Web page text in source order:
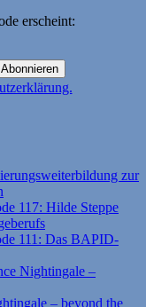
erscheint:
zur
117: Hilde Steppe
111: Das BAPID-
Nightingale –
– beyond the